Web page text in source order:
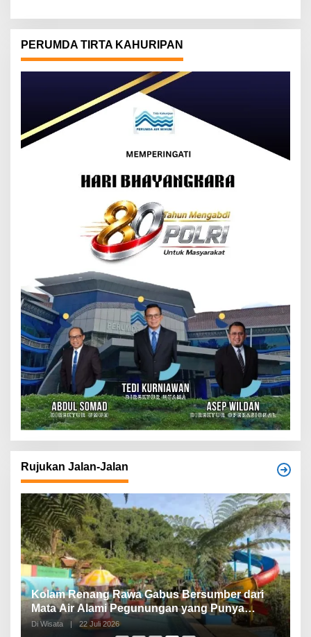
PERUMDA TIRTA KAHURIPAN
Rujukan Jalan-Jalan
Kolam Renang Rawa Gabus Bersumber dari
Mata Air Alami Pegunungan yang Punya
Pemandangan Langsung di Alam dan
Di Wisata 22 Juli 2026